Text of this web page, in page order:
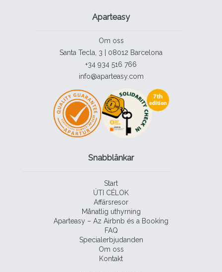
Aparteasy
Om oss
Santa Tecla, 3 | 08012 Barcelona
+34 934 516 766
info@aparteasy.com
Snabblänkar
Start
ÚTI CÉLOK
Affärsresor
Månatlig uthyrning
Aparteasy – Az Airbnb és a Booking
FAQ
Specialerbjudanden
Om oss
Kontakt